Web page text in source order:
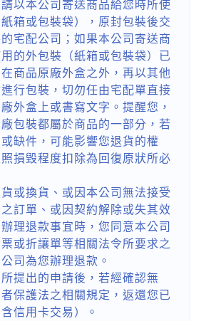
以本公司寄送商品給您時所使
箱或包裝袋），原封包裝後交
宅配公司；如果本公司寄送商
的外包裝（紙箱或包裝袋）已
商品原廠外盒之外，再以其他
行包裝，切勿任由宅配單直接
外盒上或書寫文字。提醒您，
包裝都屬於商品的一部分，若
缺件，可能影響您退貨的權
損毀程度扣除為回復原狀所必
或換貨、或因本公司無法接受
訂單、或因契約解除或失其效
理退款事宜時，您同意本公司
或折讓單等相關法令所要求之
司為您辦理退款。
提出的申請後，若經確認無
保護法之相關規定，返還您已
信用卡交易）。